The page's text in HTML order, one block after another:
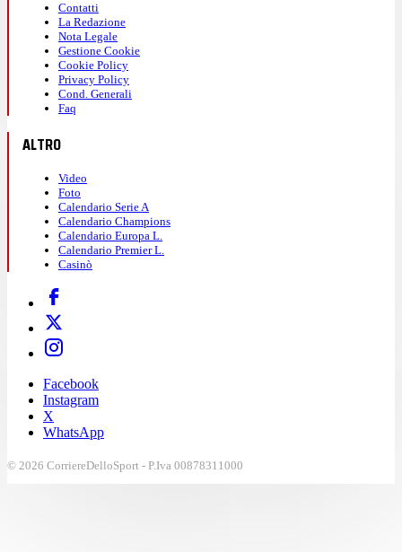
Contatti
La Redazione
Nota Legale
Gestione Cookie
Cookie Policy
Privacy Policy
Cond. Generali
Faq
ALTRO
Video
Foto
Calendario Serie A
Calendario Champions
Calendario Europa L.
Calendario Premier L.
Casinò
Facebook
Instagram
X
WhatsApp
© 2026 CorriereDelloSport - P.Iva 00878311000